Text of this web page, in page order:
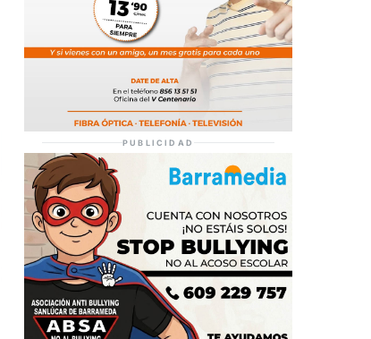
PUBLICIDAD